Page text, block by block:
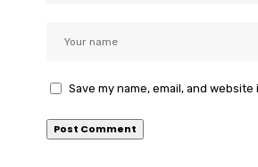
Save my name, email, and